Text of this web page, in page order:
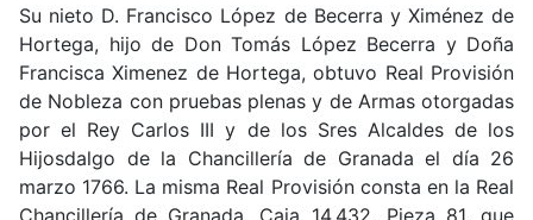
Su nieto D. Francisco López de Becerra y Ximénez de
Hortega, hijo de Don Tomás López Becerra y Doña
Francisca Ximenez de Hortega, obtuvo Real Provisión
de Nobleza con pruebas plenas y de Armas otorgadas
por el Rey Carlos III y de los Sres Alcaldes de los
Hijosdalgo de la Chancillería de Granada el día 26
marzo 1766. La misma Real Provisión consta en la Real